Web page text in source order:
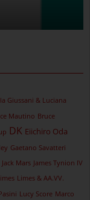
Giussani & Luciana
Mautino Bruce
DK Eiichiro Oda
Gaetano Savatteri
Jack Mars James Tynion IV
Limes & AA.VV.
Lucy Score Marco